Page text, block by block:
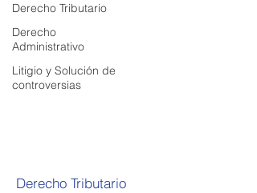
Derecho Tributario
Derecho
Administrativo
Litigio y Solución de
controversias
Derecho Tributario